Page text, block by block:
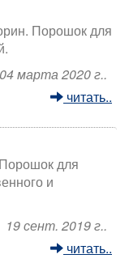
Порошок для
04 марта 2020 г..
читать..
для
и
19 сент. 2019 г..
читать..